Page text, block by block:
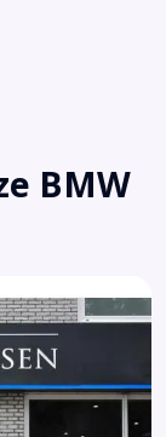
Steptronic,
BMW